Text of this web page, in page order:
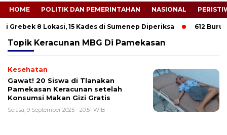
HOME POLITIK DAN PEMERINTAHAN NASIONAL
8 Lokasi, 15 Kades di Sumenep Diperiksa 612 Buruh
Topik Keracunan MBG Di Pamekasan
Kesehatan
Gawat! 20 Siswa di Tlanakan
Pamekasan Keracunan setelah
Konsumsi Makan Gizi Gratis
Selasa, 9 September 2025 - 20:51 WIB